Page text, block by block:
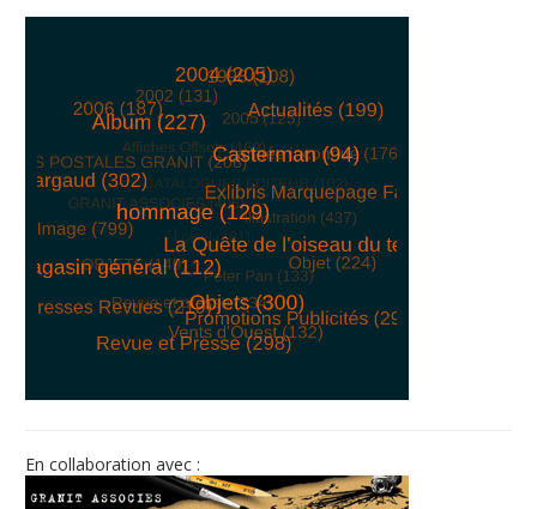
En collaboration avec :